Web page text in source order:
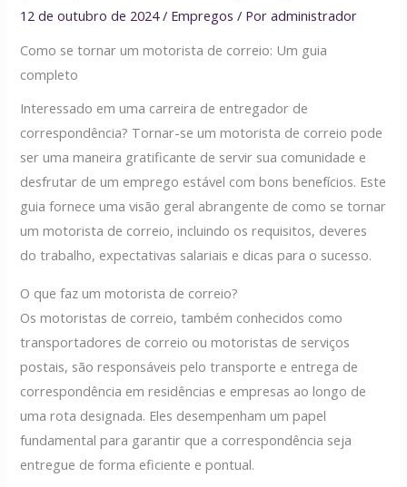
12 de outubro de 2024/ Empregos / Poradministrador
Como se tornar um motorista de correio: Um guia
completo
Interessado em uma carreira de entregador de
correspondência? Tornar-se um motorista de correio pode
ser uma maneira gratificante de servir sua comunidade e
desfrutar de um emprego estável com bons benefícios. Este
guia fornece uma visão geral abrangente de como se tornar
um motorista de correio, incluindo os requisitos, deveres
do trabalho, expectativas salariais e dicas para o sucesso.
O que faz um motorista de correio?
Os motoristas de correio, também conhecidos como
transportadores de correio ou motoristas de serviços
postais, são responsáveis pelo transporte e entrega de
correspondência em residências e empresas ao longo de
uma rota designada. Eles desempenham um papel
fundamental para garantir que a correspondência seja
entregue de forma eficiente e pontual.